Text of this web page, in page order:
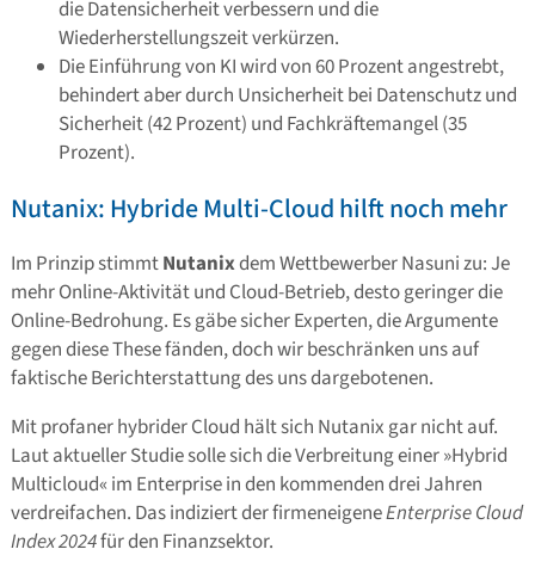
die Datensicherheit verbessern und die
Wiederherstellungszeit verkürzen.
Die Einführung von KI wird von 60 Prozent angestrebt,
behindert aber durch Unsicherheit bei Datenschutz und
Sicherheit (42 Prozent) und Fachkräftemangel (35
Prozent).
Nutanix: Hybride Multi-Cloud hilft noch mehr
Im Prinzip stimmtNutanixdem Wettbewerber Nasuni zu: Je
mehr Online-Aktivität und Cloud-Betrieb, desto geringer die
Online-Bedrohung. Es gäbe sicher Experten, die Argumente
gegen diese These fänden, doch wir beschränken uns auf
faktische Berichterstattung des uns dargebotenen.
Mit profaner hybrider Cloud hält sich Nutanix gar nicht auf.
Laut aktueller Studie solle sich die Verbreitung einer »Hybrid
Multicloud« im Enterprise in den kommenden drei Jahren
verdreifachen. Das indiziert der firmeneigeneEnterprise Cloud
Index 2024für den Finanzsektor.